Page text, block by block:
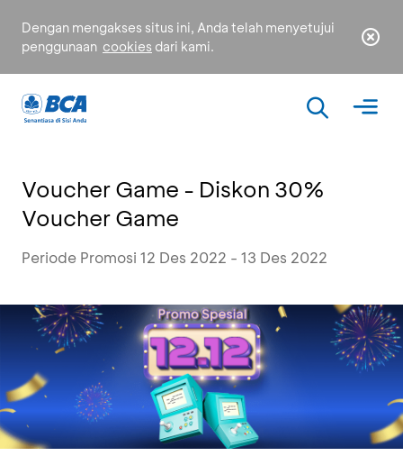
Dengan mengakses situs ini, Anda telah menyetujui
penggunaan cookies dari kami.
Voucher Game - Diskon 30%
Voucher Game
Periode Promosi 12 Des 2022 - 13 Des 2022